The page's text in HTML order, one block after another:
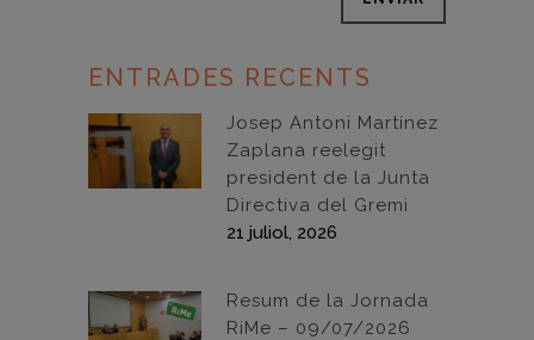
ENTRADES RECENTS
Josep Antoni Martínez
Zaplana reelegit
president de la Junta
Directiva del Gremi
21 juliol, 2026
Resum de la Jornada
RiMe – 09/07/2026